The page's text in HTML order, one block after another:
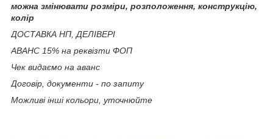
можна змінювати розміри, розположення, конструкцію,
колір
ДОСТАВКА НП, ДЕЛІВЕРІ
АВАНС 15% на реквізти ФОП
Чек видаємо на аванс
Договір, документи - по запиту
Можливі інші кольори, уточнюйте